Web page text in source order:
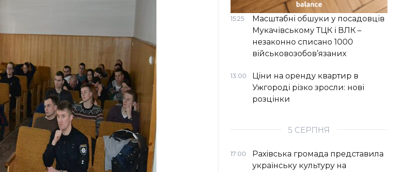
15:25
Масштабні обшуки у посадовців
Мукачівському ТЦК і ВЛК –
незаконно списано 1000
військовозобов’язаних
13:00
Ціни на оренду квартир в
Ужгороді різко зросли: нові
розцінки
5 СЕРПНЯ
17:00
Рахівська громада представила
українську культуру на